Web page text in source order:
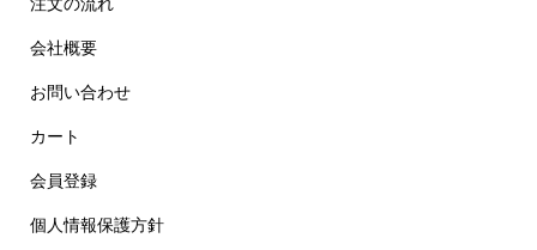
注文の流れ
会社概要
お問い合わせ
カート
会員登録
個人情報保護方針